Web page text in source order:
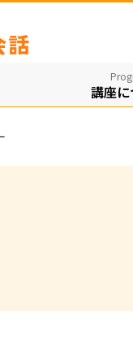
話
講座